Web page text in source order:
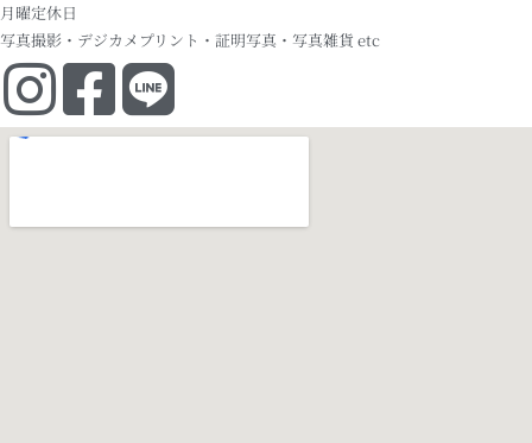
月曜定休日
写真撮影・デジカメプリント・証明写真・写真雑貨 etc